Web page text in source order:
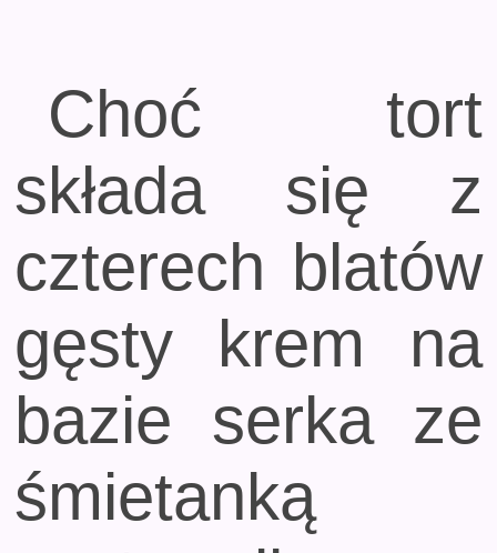
Choć tort
składa się z
czterech blatów
gęsty krem na
bazie serka ze
śmietanką